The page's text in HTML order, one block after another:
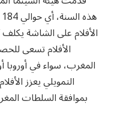
الأفلام على الشاشة
الأفلام تسعى
المغرب، سواء في
التمويلي يعزز
بموافقة السلطات